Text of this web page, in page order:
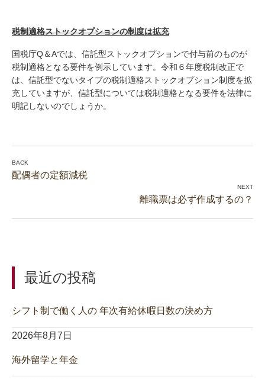
税制適格ストックオプションの制度は拡充
国税庁Q＆Aでは、信託型ストックオプションで付与前のものが
税制適格となる要件を例示しています。令和６年度税制改正で
は、信託型でないタイプの税制適格ストックオプション制度を拡
充していますが、信託型については税制適格となる要件を法律に
明記しないのでしょうか。
配偶者の定額減税
離職票は必ず作成するの？
最近の投稿
シフト制で働く人の 年次有給休暇日数の決め方
2026年8月7日
海外留学と年金